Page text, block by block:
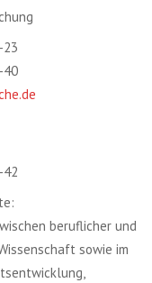
40
beruflicher und
sowie im